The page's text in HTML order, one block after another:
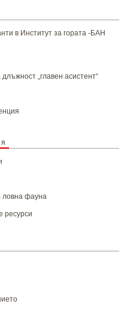
в Институт за гората -БАН
„главен асистент“
ловна фауна
ресурси